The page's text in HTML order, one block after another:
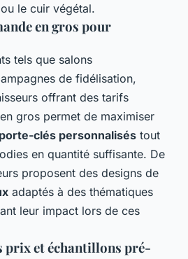
le cuir végétal.
en gros pour
tels que salons
de fidélisation,
offrant des tarifs
gros permet de maximiser
clés personnalisés tout
en quantité suffisante. De
proposent des designs de
adaptés à des thématiques
leur impact lors de ces
prix et échantillons pré-